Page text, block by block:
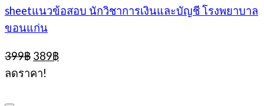
sheetแนวข้อสอบ นักวิชาการเงินและบัญชี โรงพยาบาล
ขอนแก่น
399฿ Original
price
was:
389฿Current
ลดราคา!